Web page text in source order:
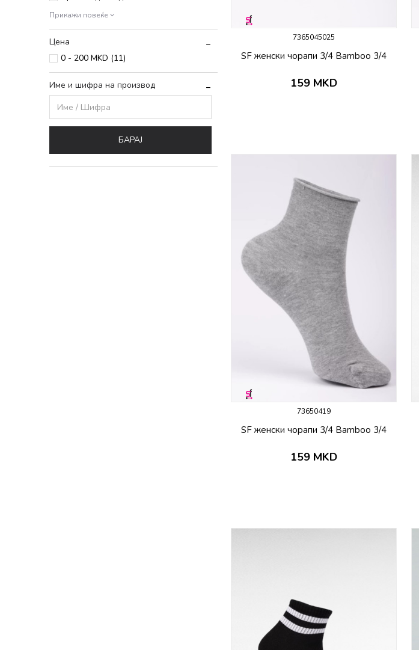
Прикажи повеќе
Цена
0 - 200 MKD (11)
Име и шифра на производ
БАРАЈ
7365045025
SF женски чорапи 3/4 Bamboo 3/4
159 MKD
73650419
SF женски чорапи 3/4 Bamboo 3/4
159 MKD